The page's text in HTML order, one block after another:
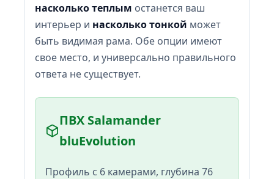
насколько теплым останется ваш
интерьер и насколько тонкой может
быть видимая рама. Обе опции имеют
свое место, и универсально правильного
ответа не существует.
ПВХ Salamander
bluEvolution
Профиль с 6 камерами, глубина 76